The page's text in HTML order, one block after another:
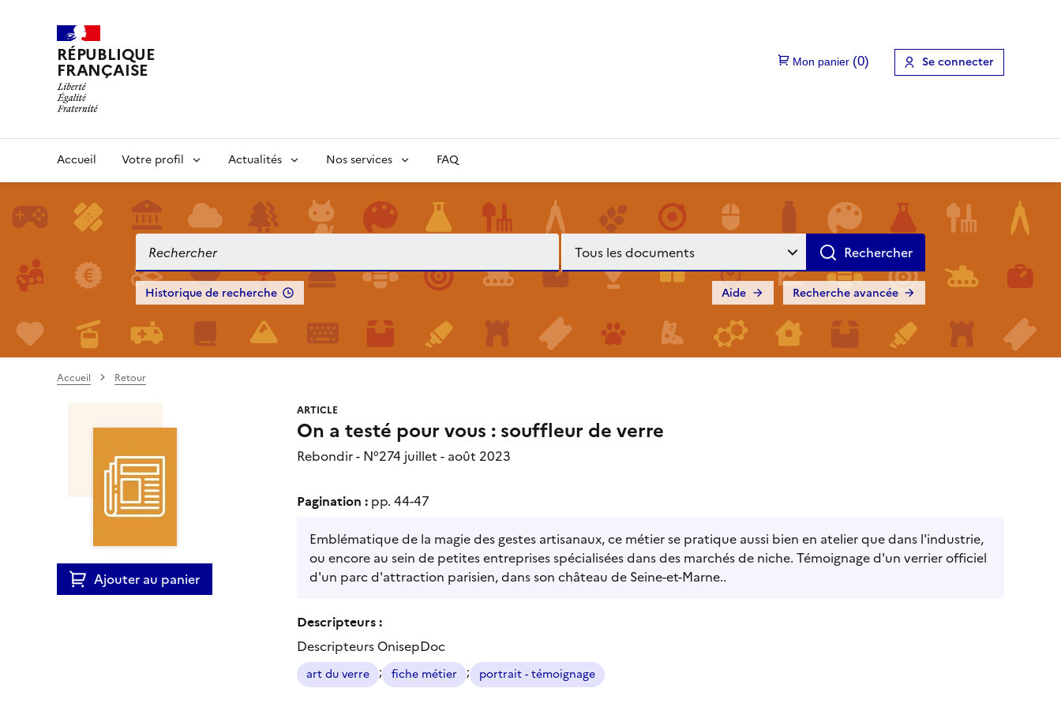
RÉPUBLIQUE
FRANÇAISE Se connecter
Accueil Votre profil Actualités Nos services FAQ
Historique de recherche Recherche avancée
Aide
Accueil Retour
Ajouter au panier
ARTICLE
On a testé pour vous : souffleur de verre
Rebondir - N°274 juillet - août 2023
Pagination : pp. 44-47
Emblématique de la magie des gestes artisanaux, ce métier se pratique aussi bien en atelier que dans l'industrie,
ou encore au sein de petites entreprises spécialisées dans des marchés de niche. Témoignage d'un verrier officiel
d'un parc d'attraction parisien, dans son château de Seine-et-Marne..
Descripteurs :
Descripteurs OnisepDoc
art du verre ; fiche métier ; portrait - témoignage